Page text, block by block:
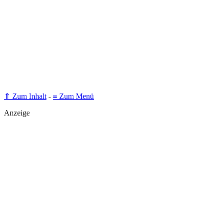
⇑ Zum Inhalt - ≡ Zum Menü
Anzeige